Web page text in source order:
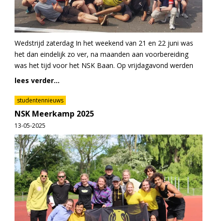
Wedstrijd zaterdag In het weekend van 21 en 22 juni was
het dan eindelijk zo ver, na maanden aan voorbereiding
was het tijd voor het NSK Baan. Op vrijdagavond werden
lees verder...
studentennieuws
NSK Meerkamp 2025
13-05-2025